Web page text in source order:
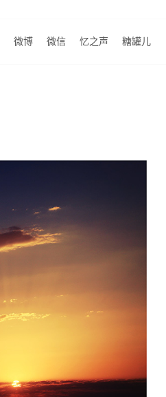
微博 微信 忆之声 糖罐儿